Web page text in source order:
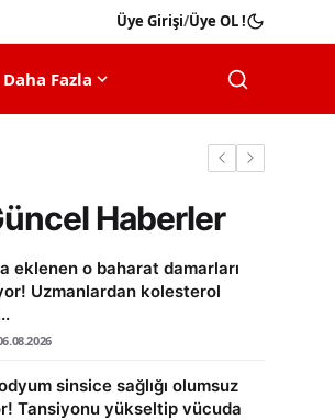
Üye Girişi/Üye OL !
Daha Fazla
aldı?
ikinci
Haberler
eklenen o baharat damarları
Uzmanlardan kolesterol
sinsice sağlığı olumsuz
Tansiyonu yükseltip vücuda